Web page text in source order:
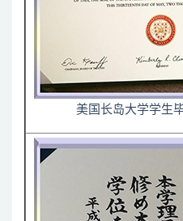
美国长岛大学学生